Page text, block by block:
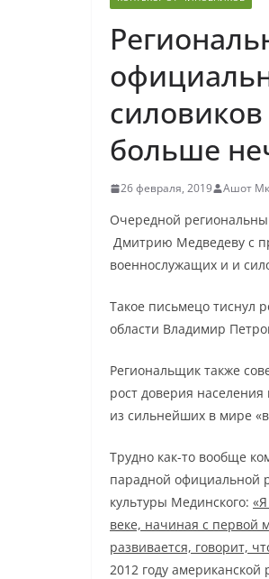
больше
26 февраля, 2019 Ашот
Очередной
Дмитрию Медведеву с
военнослужащих и и
Такое письмецо тиснул
области Владимир
Региональщик также
рост доверия
из сильнейших в мире
Трудно как-то вообще
парадной официальной
культуры Мединского:
веке, начиная с первой
развивается, говорит,
2012 году американской